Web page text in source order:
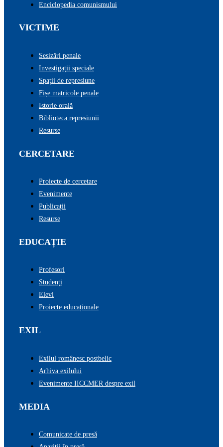
Enciclopedia comunismului
VICTIME
Sesizări penale
Investigații speciale
Spații de represiune
Fișe matricole penale
Istorie orală
Biblioteca represiunii
Resurse
CERCETARE
Proiecte de cercetare
Evenimente
Publicații
Resurse
EDUCAȚIE
Profesori
Studenți
Elevi
Proiecte educaționale
EXIL
Exilul românesc postbelic
Arhiva exilului
Evenimente IICCMER despre exil
MEDIA
Comunicate de presă